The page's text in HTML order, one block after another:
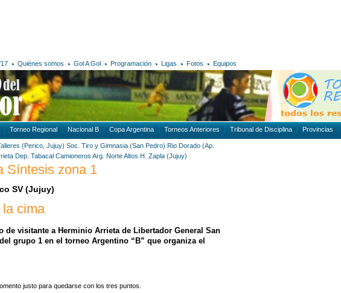
Quiénes somos Gol A Gol Programación Ligas Fotos Equipos
Torneo Regional Nacional B Copa Argentina Torneos Anteriores Tribunal de Disciplina Provincias
(Perico, Jujuy) Soc. Tiro y Gimnasia (San Pedro) Rio Dorado (Ap.
Dep. Tabacal Camioneros Arg. NorteAltos H. Zapla (Jujuy)
Síntesis zona 1
SV (Jujuy)
cima
de visitante a Herminio Arrieta de Libertador General San
grupo 1 en el torneo Argentino “B” que organiza el